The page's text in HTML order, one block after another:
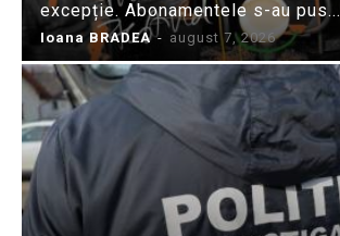
excepție. Abonamentele s-au pus...
Ioana BRADEA - august 7, 2026